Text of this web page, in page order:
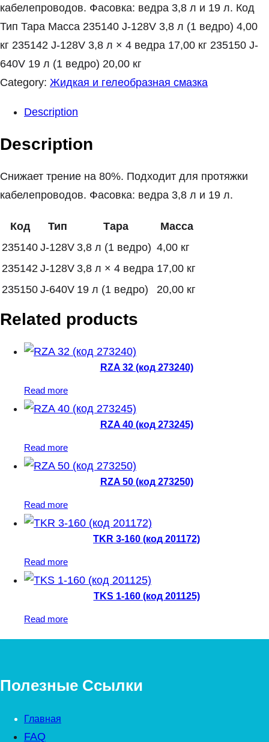
кабелепроводов. Фасовка: ведра 3,8 л и 19 л. Код
Тип Тара Масса 235140 J-128V 3,8 л (1 ведро) 4,00
кг 235142 J-128V 3,8 л × 4 ведра 17,00 кг 235150 J-
640V 19 л (1 ведро) 20,00 кг
Category: Жидкая и гелеобразная смазка
Description
Description
Снижает трение на 80%. Подходит для протяжки
кабелепроводов. Фасовка: ведра 3,8 л и 19 л.
Код Тип Тара
Масса
235140 J-128V 3,8 л (1 ведро) 4,00 кг
235142 J-128V 3,8 л × 4 ведра 17,00 кг
235150 J-640V 19 л (1 ведро) 20,00 кг
Related products
RZA 32 (код 273240)
Read more
RZA 40 (код 273245)
Read more
RZA 50 (код 273250)
Read more
TKR 3-160 (код 201172)
Read more
TKS 1-160 (код 201125)
Read more
Полезные Ссылки
Главная
FAQ